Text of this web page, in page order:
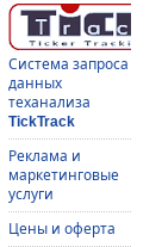
Система запроса
данных
теханализа
TickTrack
Реклама и
маркетинговые
услуги
Цены и оферта